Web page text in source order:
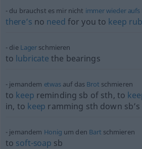
du brauchst es mir nicht immerwieder aufs
there’s no need for you to keep
die Lager schmieren
to lubricate the bearings
jemandem etwasauf das Brot schmieren
to keep reminding sb of sth, to
in, to keep ramming sth down sb’s
jemandem Honig um den Bart schmieren
to soft-soap sb